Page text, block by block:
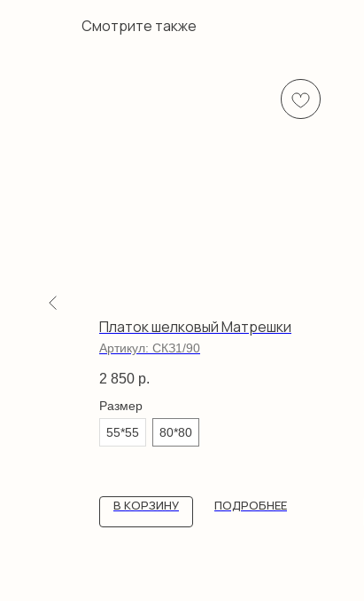
Смотрите также
Платок шелковый Матрешки
Артикул: СКЗ1/90
2 850 р.
Размер
55*55
80*80
В КОРЗИНУ ПОДРОБНЕЕ